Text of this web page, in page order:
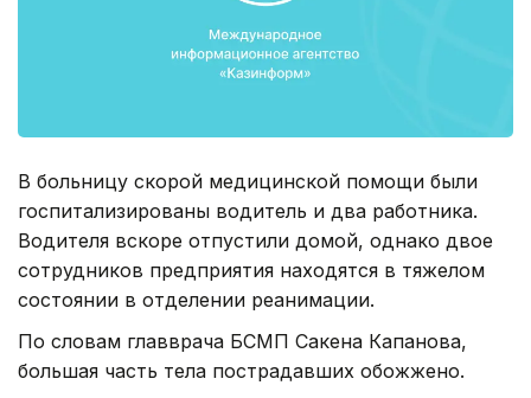
В больницу скорой медицинской помощи были
госпитализированы водитель и два работника.
Водителя вскоре отпустили домой, однако двое
сотрудников предприятия находятся в тяжелом
состоянии в отделении реанимации.
По словам главврача БСМП Сакена Капанова,
большая часть тела пострадавших обожжено.